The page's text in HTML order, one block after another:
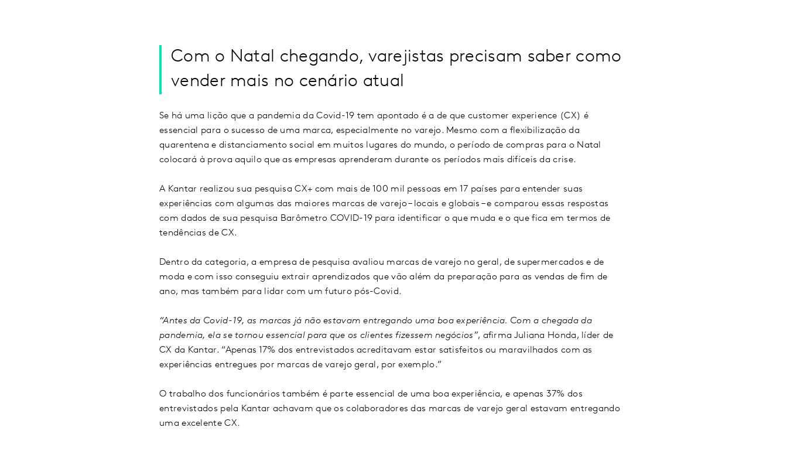
Com o Natal chegando, varejistas precisam saber como
vender mais no cenário atual
Se há uma lição que a pandemia da Covid-19 tem apontado é a de que customer experience (CX) é
essencial para o sucesso de uma marca, especialmente no varejo. Mesmo com a flexibilização da
quarentena e distanciamento social em muitos lugares do mundo, o período de compras para o Natal
colocará à prova aquilo que as empresas aprenderam durante os períodos mais difíceis da crise.
A Kantar realizou sua pesquisa CX+ com mais de 100 mil pessoas em 17 países para entender suas
experiências com algumas das maiores marcas de varejo – locais e globais – e comparou essas respostas
com dados de sua pesquisa Barômetro COVID-19 para identificar o que muda e o que fica em termos de
tendências de CX.
Dentro da categoria, a empresa de pesquisa avaliou marcas de varejo no geral, de supermercados e de
moda e com isso conseguiu extrair aprendizados que vão além da preparação para as vendas de fim de
ano, mas também para lidar com um futuro pós-Covid.
“Antes da Covid-19, as marcas já não estavam entregando uma boa experiência. Com a chegada da
pandemia, ela se tornou essencial para que os clientes fizessem negócios”, afirma Juliana Honda, líder de
CX da Kantar. “Apenas 17% dos entrevistados acreditavam estar satisfeitos ou maravilhados com as
experiências entregues por marcas de varejo geral, por exemplo.”
O trabalho dos funcionários também é parte essencial de uma boa experiência, e apenas 37% dos
entrevistados pela Kantar achavam que os colaboradores das marcas de varejo geral estavam entregando
uma excelente CX.